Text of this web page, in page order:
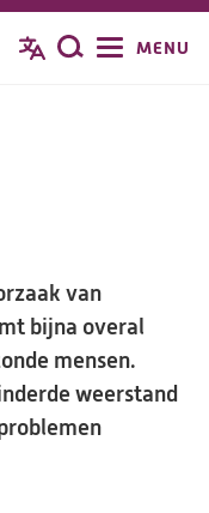
Zoeken
MENU
van
bijna overal
mensen.
weerstand